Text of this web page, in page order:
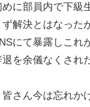
に部員内で下級
ず解決とはなった
にて暴露しこれ
を余儀なくされ
皆さん今は忘れか